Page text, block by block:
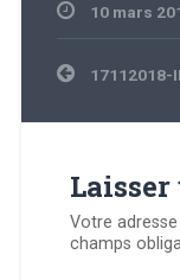
10 mars
Navigation
de
17112018-
Votre
champs